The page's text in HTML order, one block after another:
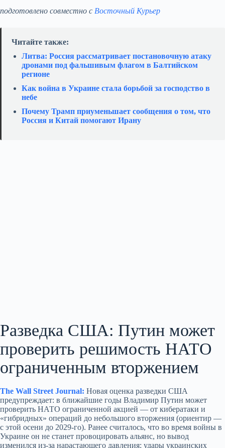
подготовлено совместно с Восточный Курьер
Читайте также:
Литва: Россия рассматривает постановочную атаку
дронами под фальшивым флагом в Балтийском
регионе
Как война в Украине стала борьбой за господство в
небе
Почему Трамп приуменьшает сообщения о том, что
Россия и Китай помогают Ирану
Разведка США: Путин может
проверить решимость НАТО
ограниченным вторжением
The Wall Street Journal: Новая оценка разведки США
предупреждает: в ближайшие годы Владимир Путин может
проверить НАТО ограниченной акцией — от кибератаки и
«гибридных» операций до небольшого вторжения (ориентир —
с этой осени до 2029‑го). Ранее считалось, что во время войны в
Украине он не станет провоцировать альянс, но вывод
изменился из‑за нарастающего давления: удары украинских